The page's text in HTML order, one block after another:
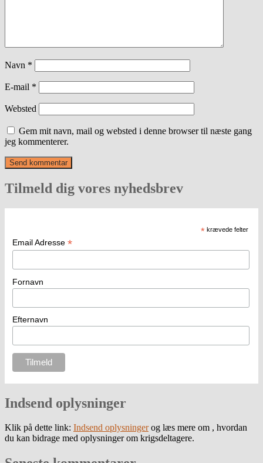
Navn *
E-mail *
Websted
Gem mit navn, mail og websted i denne browser til næste gang
jeg kommenterer.
Tilmeld dig vores nyhedsbrev
* krævede felter
Email Adresse *
Fornavn
Efternavn
Indsend oplysninger
Klik på dette link: Indsend oplysningerog læs mere om , hvordan
du kan bidrage med oplysninger om krigsdeltagere.